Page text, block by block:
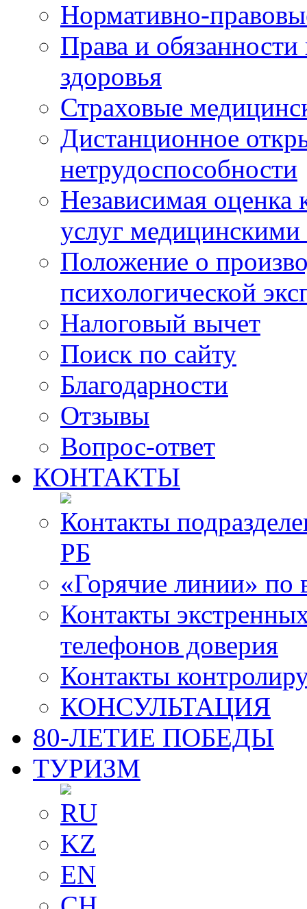
Нормативно-
Права и
здоровья
Страховые
Дистанционное
нетрудоспособности
Независимая оценка
услуг
Положение о
психологической
Налоговый вычет
Поиск по сайту
Благодарности
Отзывы
Вопрос-ответ
КОНТАКТЫ
Контакты
РБ
«Горячие линии» по
Контакты
телефонов доверия
Контакты
КОНСУЛЬТАЦИЯ
80-ЛЕТИЕ ПОБЕДЫ
ТУРИЗМ
RU
KZ
EN